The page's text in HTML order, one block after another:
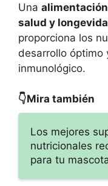
Una
salud y
proporciona los
desarrollo óptimo
inmunológico.
👇Mira también
Los mejores
nutricionales
para tu